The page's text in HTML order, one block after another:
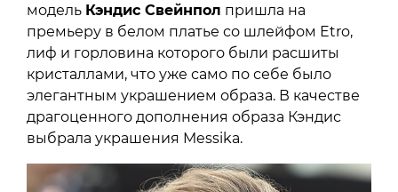
модель Кэндис Свейнпол пришла на
премьеру в белом платье со шлейфом Etro,
лиф и горловина которого были расшиты
кристаллами, что уже само по себе было
элегантным украшением образа. В качестве
драгоценного дополнения образа Кэндис
выбрала украшения Messika.